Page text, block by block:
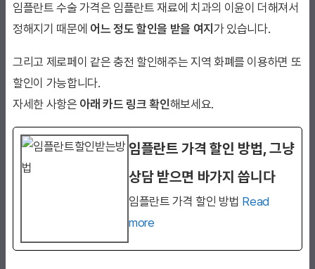
임플란트 수술 가격은 임플란트 재료에 치과의 이윤이 더해져서
정해지기 때문에 어느 정도 할인을 받을 여지 가 있습니다.
그리고 제로페이 같은 충전 할인해주는 지역 화폐를 이용하면 또
할인이 가능합니다.
자세한 사항은 아래 카드 링크 확인해보세요.
임플란트 가격 할인 방법, 그냥
상담 받으면 바가지 씁니다
임플란트 가격 할인 방법 Read
more